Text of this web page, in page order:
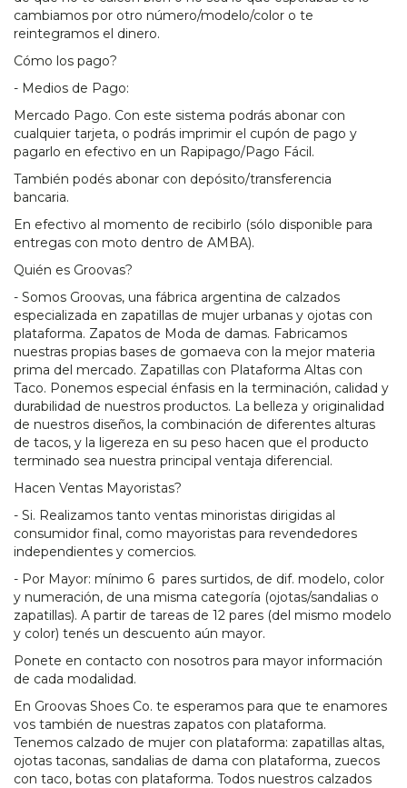
cambiamos por otro número/modelo/color o te
reintegramos el dinero.
Cómo los pago?
- Medios de Pago:
Mercado Pago. Con este sistema podrás abonar con
cualquier tarjeta, o podrás imprimir el cupón de pago y
pagarlo en efectivo en un Rapipago/Pago Fácil.
También podés abonar con depósito/transferencia
bancaria.
En efectivo al momento de recibirlo (sólo disponible para
entregas con moto dentro de AMBA).
Quién es Groovas?
- Somos Groovas, una fábrica argentina de calzados
especializada en zapatillas de mujer urbanas y ojotas con
plataforma. Zapatos de Moda de damas. Fabricamos
nuestras propias bases de gomaeva con la mejor materia
prima del mercado. Zapatillas con Plataforma Altas con
Taco. Ponemos especial énfasis en la terminación, calidad y
durabilidad de nuestros productos. La belleza y originalidad
de nuestros diseños, la combinación de diferentes alturas
de tacos, y la ligereza en su peso hacen que el producto
terminado sea nuestra principal ventaja diferencial.
Hacen Ventas Mayoristas?
- Si. Realizamos tanto ventas minoristas dirigidas al
consumidor final, como mayoristas para revendedores
independientes y comercios.
- Por Mayor: mínimo 6 pares surtidos, de dif. modelo, color
y numeración, de una misma categoría (ojotas/sandalias o
zapatillas). A partir de tareas de 12 pares (del mismo modelo
y color) tenés un descuento aún mayor.
Ponete en contacto con nosotros para mayor información
de cada modalidad.
En Groovas Shoes Co. te esperamos para que te enamores
vos también de nuestras zapatos con plataforma.
Tenemos calzado de mujer con plataforma: zapatillas altas,
ojotas taconas, sandalias de dama con plataforma, zuecos
con taco, botas con plataforma. Todos nuestros calzados